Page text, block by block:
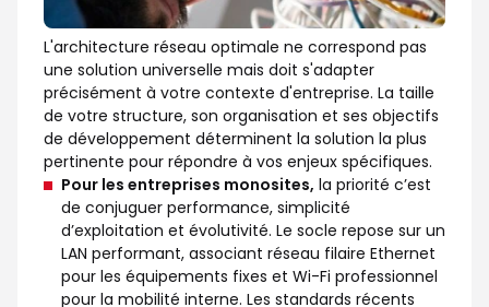
L'architecture réseau optimale ne correspond pas
une solution universelle mais doit s'adapter
précisément à votre contexte d'entreprise. La taille
de votre structure, son organisation et ses objectifs
de développement déterminent la solution la plus
pertinente pour répondre à vos enjeux spécifiques.
Pour les entreprises monosites, la priorité c’est
de conjuguer performance, simplicité
d’exploitation et évolutivité. Le socle repose sur un
LAN performant, associant réseau filaire Ethernet
pour les équipements fixes et Wi-Fi professionnel
pour la mobilité interne. Les standards récents